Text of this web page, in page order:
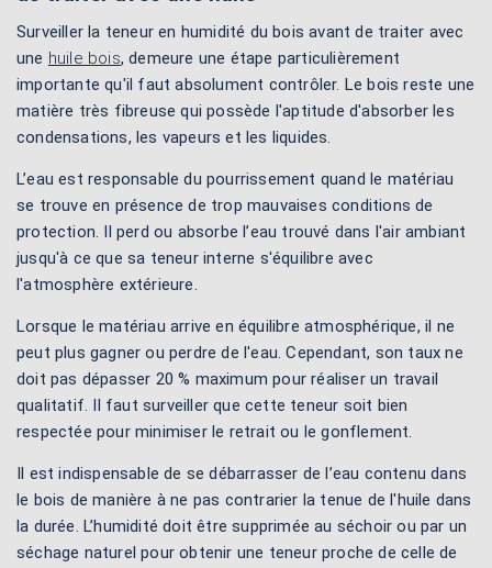
Surveiller la teneur en humidité du bois avant de traiter avec
une huile bois, demeure une étape particulièrement
importante qu'il faut absolument contrôler. Le bois reste une
matière très fibreuse qui possède l'aptitude d'absorber les
condensations, les vapeurs et les liquides.
L’eau est responsable du pourrissement quand le matériau
se trouve en présence de trop mauvaises conditions de
protection. Il perd ou absorbe l’eau trouvé dans l'air ambiant
jusqu'à ce que sa teneur interne s'équilibre avec
l'atmosphère extérieure.
Lorsque le matériau arrive en équilibre atmosphérique, il ne
peut plus gagner ou perdre de l'eau. Cependant, son taux ne
doit pas dépasser 20 % maximum pour réaliser un travail
qualitatif. Il faut surveiller que cette teneur soit bien
respectée pour minimiser le retrait ou le gonflement.
Il est indispensable de se débarrasser de l’eau contenu dans
le bois de manière à ne pas contrarier la tenue de l'huile dans
la durée. L’humidité doit être supprimée au séchoir ou par un
séchage naturel pour obtenir une teneur proche de celle de